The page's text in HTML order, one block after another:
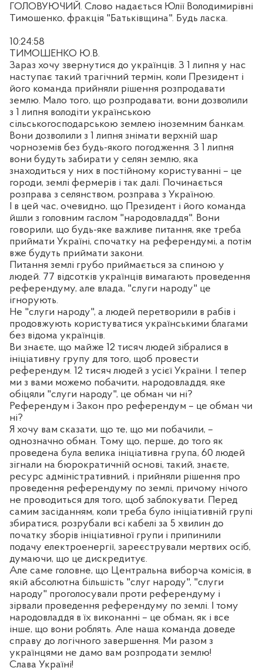
ГОЛОВУЮЧИЙ. Слово надається Юлії Володимирівні
Тимошенко, фракція "Батьківщина". Будь ласка.
10:24:58
ТИМОШЕНКО Ю.В.
Зараз хочу звернутися до українців. З 1 липня у нас
наступає такий трагічний термін, коли Президент і
його команда прийняли рішення розпродавати
землю. Мало того, що розпродавати, вони дозволили
з 1 липня володіти українською
сільськогосподарською землею іноземним банкам.
Вони дозволили з 1 липня знімати верхній шар
чорноземів без будь-якого погодження. З 1 липня
вони будуть забирати у селян землю, яка
знаходиться у них в постійному користуванні – це
городи, землі фермерів і так далі. Починається
розправа з селянством, розправа з Україною.
І в цей час, очевидно, що Президент і його команда
йшли з головним гаслом "народовладдя". Вони
говорили, що будь-яке важливе питання, яке треба
приймати Україні, спочатку на референдумі, а потім
вже будуть приймати закони.
Питання землі грубо приймається за спиною у
людей. 77 відсотків українців вимагають проведення
референдуму, але влада, "слуги народу" це
ігнорують.
Не "слуги народу", а людей перетворили в рабів і
продовжують користуватися українськими благами
без відома українців.
Ви знаєте, що майже 12 тисяч людей зібралися в
ініціативну групу для того, щоб провести
референдум. 12 тисяч людей з усієї України. І тепер
ми з вами можемо побачити, народовладдя, яке
обіцяли "слуги народу", це обман чи ні?
Референдум і Закон про референдум – це обман чи
ні?
Я хочу вам сказати, що те, що ми побачили, –
однозначно обман. Тому що, перше, до того як
проведена була велика ініціативна група, 60 людей
зігнали на бюрократичній основі, такий, знаєте,
ресурс адміністративний, і прийняли рішення про
проведення референдуму по землі, причому нічого
не проводиться для того, щоб заблокувати. Перед
самим засіданням, коли треба було ініціативній групі
збиратися, розрубали всі кабелі за 5 хвилин до
початку зборів ініціативної групи і припинили
подачу електроенергії, зареєстрували мертвих осіб,
думаючи, що це дискредитує.
Але саме головне, що Центральна виборча комісія, в
якій абсолютна більшість "слуг народу", "слуги
народу" проголосували проти референдуму і
зірвали проведення референдуму по землі. І тому
народовладдя в їх виконанні – це обман, як і все
інше, що вони роблять. Але наша команда доведе
справу до логічного завершення. Ми разом з
українцями не дамо вам розпродати землю!
Слава Україні!